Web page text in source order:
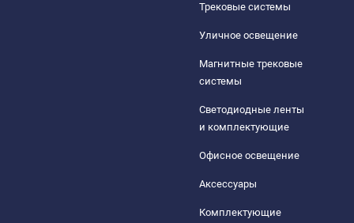
Трековые системы
Уличное освещение
Магнитные трековые
системы
Светодиодные ленты
и комплектующие
Офисное освещение
Аксессуары
Комплектующие